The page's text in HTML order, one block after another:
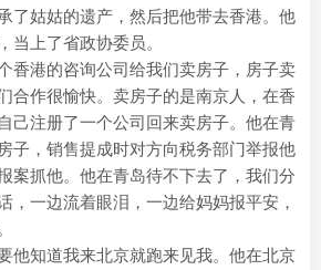
了姑姑的遗产，然后把他带去香港。他
当上了省政协委员。
香港的咨询公司给我们卖房子，房子卖
合作很愉快。卖房子的是南京人，在香
己注册了一个公司回来卖房子。他在青
子，销售提成时对方向税务部门举报他
案抓他。他在青岛待不下去了，我们分
，一边流着眼泪，一边给妈妈报平安，
他知道我来北京就跑来见我。他在北京